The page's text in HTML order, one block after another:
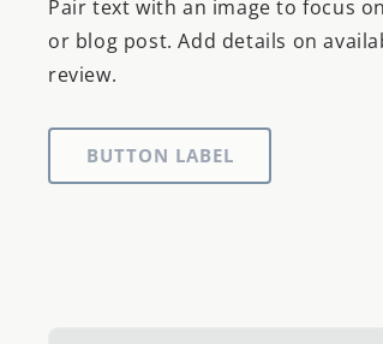
Pair text with an image to focus
or blog post. Add details on
review.
BUTTON LABEL